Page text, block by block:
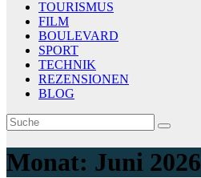
TOURISMUS
FILM
BOULEVARD
SPORT
TECHNIK
REZENSIONEN
BLOG
Monat: Juni 2026